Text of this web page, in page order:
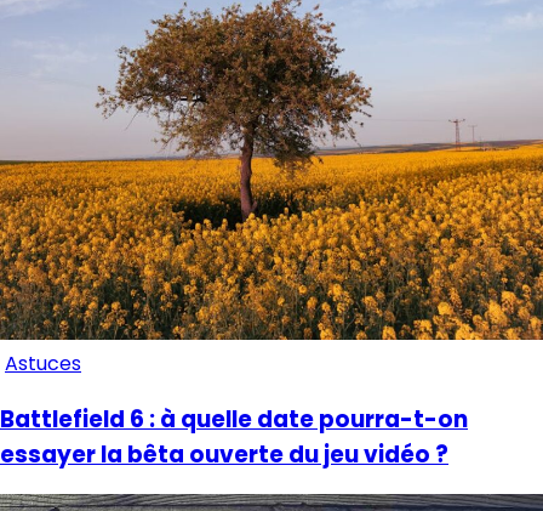
Astuces
Battlefield 6 : à quelle date pourra-t-on
essayer la bêta ouverte du jeu vidéo ?